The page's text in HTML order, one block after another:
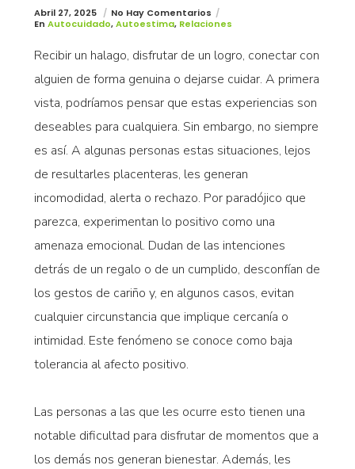
Abril 27, 2025
No Hay Comentarios
En Autocuidado,Autoestima, Relaciones
Recibir un halago, disfrutar de un logro, conectar con
alguien de forma genuina o dejarse cuidar. A primera
vista, podríamos pensar que estas experiencias son
deseables para cualquiera. Sin embargo, no siempre
es así. A algunas personas estas situaciones, lejos
de resultarles placenteras, les generan
incomodidad, alerta o rechazo. Por paradójico que
parezca, experimentan lo positivo como una
amenaza emocional. Dudan de las intenciones
detrás de un regalo o de un cumplido, desconfían de
los gestos de cariño y, en algunos casos, evitan
cualquier circunstancia que implique cercanía o
intimidad. Este fenómeno se conoce como baja
tolerancia al afecto positivo.
Las personas a las que les ocurre esto tienen una
notable dificultad para disfrutar de momentos que a
los demás nos generan bienestar. Además, les